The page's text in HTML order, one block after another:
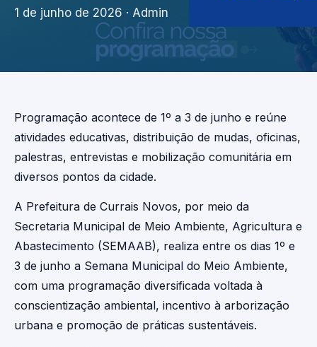
1 de junho de 2026 · Admin
Programação acontece de 1º a 3 de junho e reúne
atividades educativas, distribuição de mudas, oficinas,
palestras, entrevistas e mobilização comunitária em
diversos pontos da cidade.
A Prefeitura de Currais Novos, por meio da
Secretaria Municipal de Meio Ambiente, Agricultura e
Abastecimento (SEMAAB), realiza entre os dias 1º e
3 de junho a Semana Municipal do Meio Ambiente,
com uma programação diversificada voltada à
conscientização ambiental, incentivo à arborização
urbana e promoção de práticas sustentáveis.